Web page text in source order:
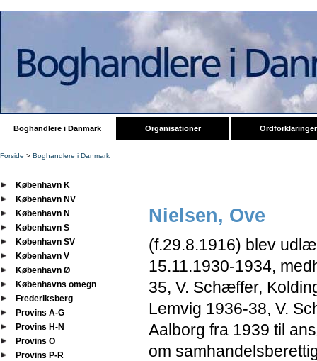
Boghandlere i Danmark Organisationer Ordforklaringer
Forside > Boghandlere i Danmark
København K
København NV
København N
København S
København SV
København V
København Ø
Københavns omegn
Frederiksberg
Provins A-G
Provins H-N
Provins O
Provins P-R
Nielsen, Ove
(f.29.8.1916) blev
15.11.1930-1934,
35, V. Schæffer,
Lemvig 1936-38, V.
Aalborg fra 1939 til
om